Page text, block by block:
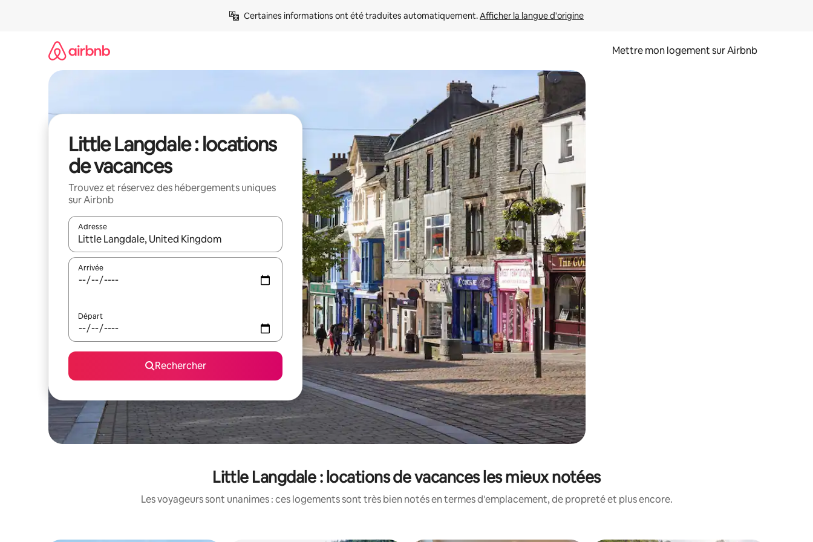
Certaines informations ont été traduites automatiquement. Afficher la langue d'origine
Mettre mon logement sur Airbnb
Little Langdale : locations
de vacances
Trouvez et réservez des hébergements uniques
sur Airbnb
Adresse
Lorsque les résultats s'affichent, utilisez les flèches vers le haut et vers le bas pour les parcourir ou en appuyant et en faisant glisser.
Arrivée
Départ
Rechercher
Little Langdale : locations de vacances les mieux notées
Les voyageurs sont unanimes : ces logements sont très bien notés en termes d'emplacement, de propreté et plus encore.